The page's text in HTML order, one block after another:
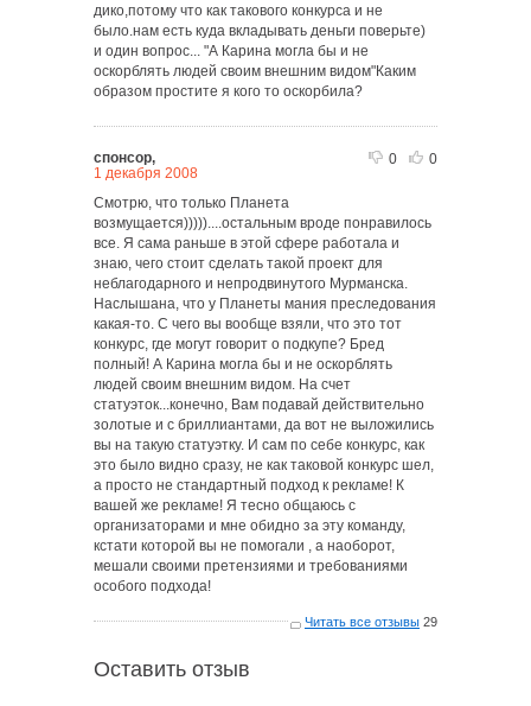
дико,потому что как такового конкурса и не
было.нам есть куда вкладывать деньги поверьте)
и один вопрос... "А Карина могла бы и не
оскорблять людей своим внешним видом"Каким
образом простите я кого то оскорбила?
0 0
спонсор,
1 декабря 2008
Смотрю, что только Планета
возмущается)))))....остальным вроде понравилось
все. Я сама раньше в этой сфере работала и
знаю, чего стоит сделать такой проект для
неблагодарного и непродвинутого Мурманска.
Наслышана, что у Планеты мания преследования
какая-то. С чего вы вообще взяли, что это тот
конкурс, где могут говорит о подкупе? Бред
полный! А Карина могла бы и не оскорблять
людей своим внешним видом. На счет
статуэток...конечно, Вам подавай действительно
золотые и с бриллиантами, да вот не выложились
вы на такую статуэтку. И сам по себе конкурс, как
это было видно сразу, не как таковой конкурс шел,
а просто не стандартный подход к рекламе! К
вашей же рекламе! Я тесно общаюсь с
организаторами и мне обидно за эту команду,
кстати которой вы не помогали , а наоборот,
мешали своими претензиями и требованиями
особого подхода!
Читать все отзывы 29
Оставить отзыв